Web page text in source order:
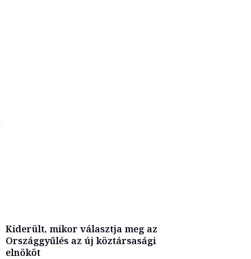
Kiderült, mikor választja meg az
Országgyűlés az új köztársasági
elnököt